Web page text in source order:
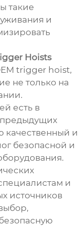
такие
и
Hoists
trigger hoist,
не только на
есть в
предыдущих
качественный и
безопасной и
и
источников